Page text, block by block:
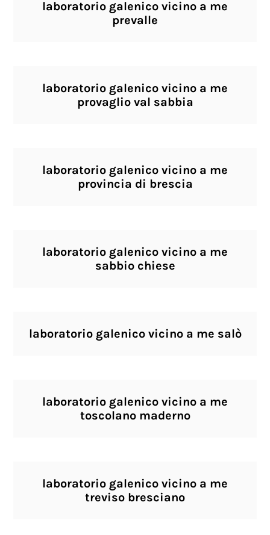
laboratorio galenico vicino a me
prevalle
laboratorio galenico vicino a me
provaglio val sabbia
laboratorio galenico vicino a me
provincia di brescia
laboratorio galenico vicino a me
sabbio chiese
laboratorio galenico vicino a me salò
laboratorio galenico vicino a me
toscolano maderno
laboratorio galenico vicino a me
treviso bresciano